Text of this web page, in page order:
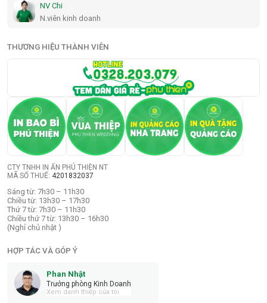
THƯƠNG HIỆU THÀNH VIÊN
CTY TNHH IN ẤN PHÚ THIỆN NT
MÃ SỐ THUẾ: 4201832037
Sáng từ: 7h30 – 11h30
Chiều từ: 13h30 – 17h30
Thứ 7 từ: 7h30 – 11h30
Chiều thứ 7 từ: 13h30 – 16h30
(Nghỉ chủ nhật )
HỢP TÁC VÀ GÓP Ý
Phan Nhật
Trưởng phòng Kinh Doanh
Xem danh thiếp của tôi
NV Chi
N.viên kinh doanh